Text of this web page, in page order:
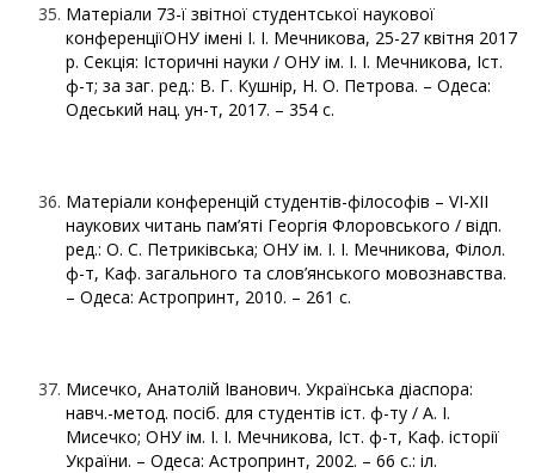
Матеріали 73-ї звітної студентської наукової
конференціїОНУ імені І. І. Мечникова, 25-27 квітня 2017
р. Секція: Історичні науки / ОНУ ім. І. І. Мечникова, Іст.
ф-т; за заг. ред.: В. Г. Кушнір, Н. О. Петрова. – Одеса:
Одеський нац. ун-т, 2017. – 354 с.
Матеріали конференцій студентів-філософів – VI-XII
наукових читань пам’яті Георгія Флоровського / відп.
ред.: О. С. Петриківська; ОНУ ім. І. І. Мечникова, Філол.
ф-т, Каф. загального та слов’янського мовознавства.
– Одеса: Астропринт, 2010. – 261 с.
Мисечко, Анатолій Іванович. Українська діаспора:
навч.-метод. посіб. для студентів іст. ф-ту / А. І.
Мисечко; ОНУ ім. І. І. Мечникова, Іст. ф-т, Каф. історії
України. – Одеса: Астропринт, 2002. – 66 с.: іл.